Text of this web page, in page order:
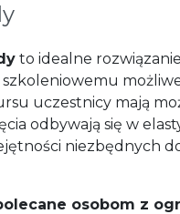
to idealne
uczestnicy mają
odbywają się w
niezbędnych
osobom z